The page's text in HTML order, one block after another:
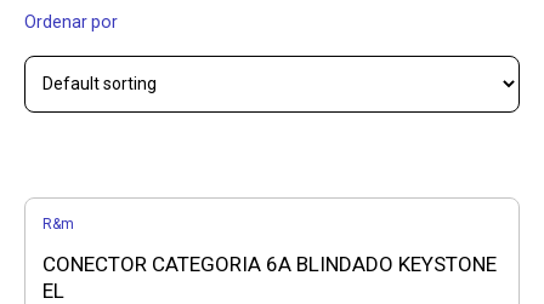
Ordenar por
R&m
CONECTOR CATEGORIA 6A BLINDADO KEYSTONE
EL